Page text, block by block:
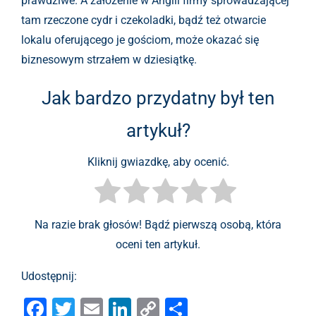
tam rzeczone cydr i czekoladki, bądź też otwarcie
lokalu oferującego je gościom, może okazać się
biznesowym strzałem w dziesiątkę.
Jak bardzo przydatny był ten
artykuł?
Kliknij gwiazdkę, aby ocenić.
Na razie brak głosów! Bądź pierwszą osobą, która
oceni ten artykuł.
Udostępnij:
F
T
E
Li
C